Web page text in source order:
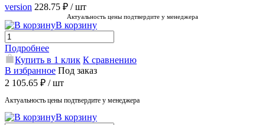
version 228.75 ₽ / шт
Актуальность цены подтвердите у менеджера
В корзину
Подробнее
Купить в 1 клик К сравнению
В избранное Под заказ
2 105.65 ₽ / шт
Актуальность цены подтвердите у менеджера
В корзину